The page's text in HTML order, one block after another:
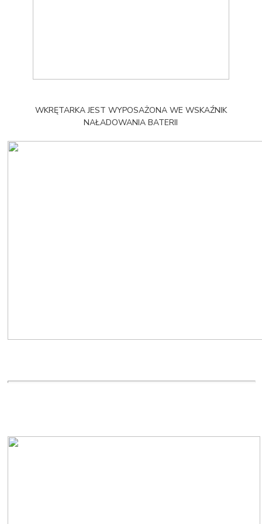
WKRĘTARKA JEST WYPOSAŻONA WE WSKAŹNIK
NAŁADOWANIA BATERII